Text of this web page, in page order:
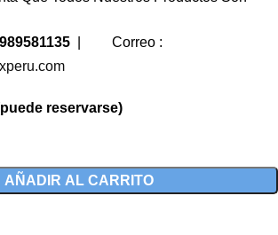
Correo :
reservarse)
AÑADIR AL CARRITO